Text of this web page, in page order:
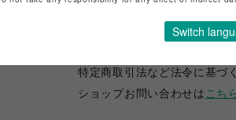
ノークス
仙台PARCO
特定商取引法など法令に基づ
ショップお問い合わせは こち
Switch